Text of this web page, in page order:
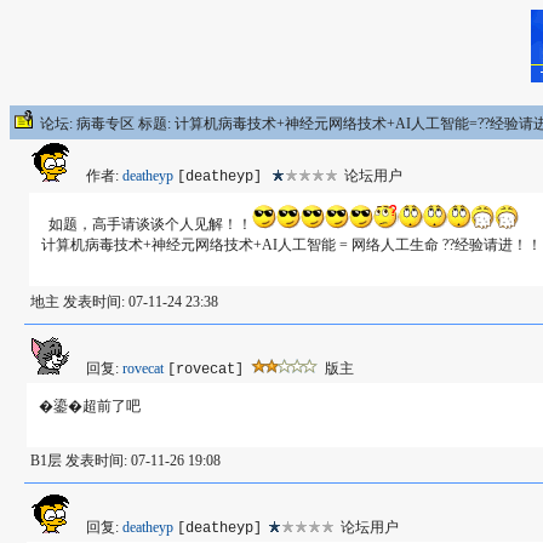
论坛: 病毒专区 标题: 计算机病毒技术+神经元网络技术+AI人工智能=??经验请
作者: deatheyp [deatheyp] 论坛用户
如题，高手请谈谈个人见解！！
计算机病毒技术+神经元网络技术+AI人工智能 = 网络人工生命 ??经验请进！！
地主 发表时间: 07-11-24 23:38
回复: rovecat [rovecat] 版主
�鎏�超前了吧
B1层 发表时间: 07-11-26 19:08
回复: deatheyp [deatheyp] 论坛用户